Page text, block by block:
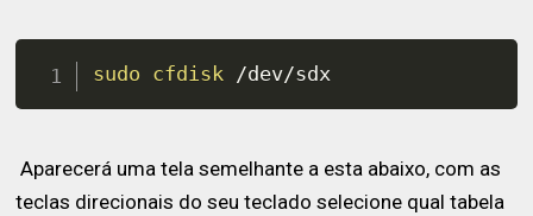
sudo cfdisk /dev/sdx
Aparecerá uma tela semelhante a esta abaixo, com as
teclas direcionais do seu teclado selecione qual tabela